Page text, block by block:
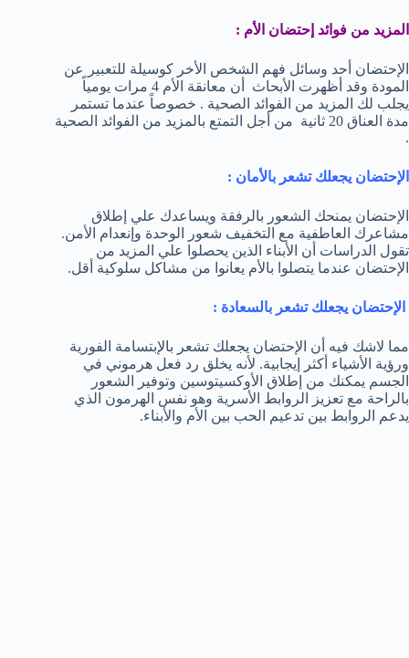
المزيد من فوائد إحتضان الأم :
الإحتضان أحد وسائل فهم الشخص الأخر كوسيلة للتعبير عن
المودة وقد أظهرت الأبحاث أن معانقة الأم 4 مرات يومياً
يجلب لك المزيد من الفوائد الصحية . خصوصاً عندما تستمر
مدة العناق 20 ثانية من أجل التمتع بالمزيد من الفوائد الصحية
.
الإحتضان يجعلك تشعر بالأمان :
الإحتضان يمنحك الشعور بالرفقة ويساعدك علي إطلاق
مشاعرك العاطفية مع التخفيف شعور الوحدة وإنعدام الأمن.
تقول الدراسات أن الأبناء الذين يحصلوا علي المزيد من
الإحتضان عندما يتصلوا بالأم يعانوا من مشاكل سلوكية أقل.
الإحتضان يجعلك تشعر بالسعادة :
مما لاشك فيه أن الإحتضان يجعلك تشعر بالإبتسامة الفورية
ورؤية الأشياء أكثر إيجابية. لأنه يخلق رد فعل هرموني في
الجسم يمكنك من إطلاق الأوكسيتوسين وتوفير الشعور
بالراحة مع تعزيز الروابط الأسرية وهو نفس الهرمون الذي
يدعم الروابط بين تدعيم الحب بين الأم والأبناء.